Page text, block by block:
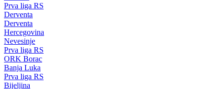
Prva liga RS
Derventa
Derventa
Hercegovina
Nevesinje
Prva liga RS
ORK Borac
Banja Luka
Prva liga RS
Bijeljina